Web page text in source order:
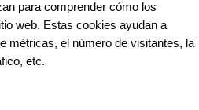
para comprender cómo los
web. Estas cookies ayudan a
métricas, el número de visitantes, la
etc.